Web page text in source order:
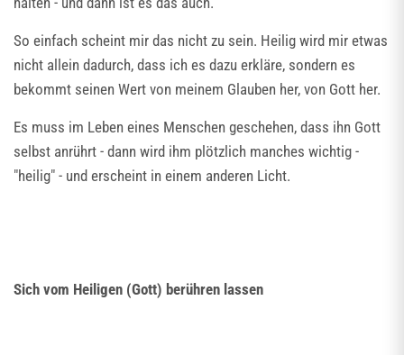
So einfach scheint mir das nicht zu sein. Heilig wird mir etwas
nicht allein dadurch, dass ich es dazu erkläre, sondern es
bekommt seinen Wert von meinem Glauben her, von Gott her.
Es muss im Leben eines Menschen geschehen, dass ihn Gott
selbst anrührt - dann wird ihm plötzlich manches wichtig -
"heilig" - und erscheint in einem anderen Licht.
Sich vom Heiligen (Gott) berühren lassen